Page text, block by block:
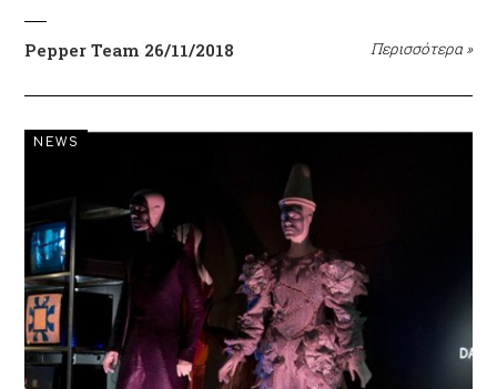
Pepper Team 26/11/2018 Περισσότερα »
NEWS